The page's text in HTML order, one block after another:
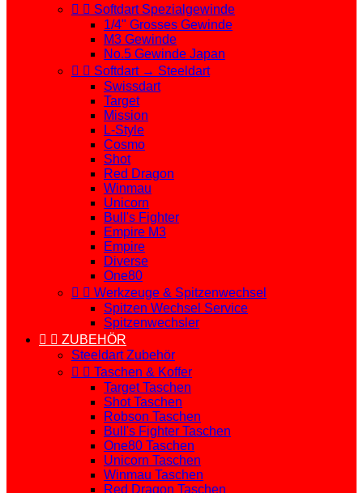
  Softdart Spezialgewinde
1/4" Grosses Gewinde
M3 Gewinde
No.5 Gewinde Japan
  Softdart → Steeldart
Swissdart
Target
Mission
L-Style
Cosmo
Shot
Red Dragon
Winmau
Unicorn
Bull's Fighter
Empire M3
Empire
Diverse
One80
  Werkzeuge & Spitzenwechsel
Spitzen Wechsel Service
Spitzenwechsler
  ZUBEHÖR
Steeldart Zubehör
  Taschen & Koffer
Target Taschen
Shot Taschen
Robson Taschen
Bull's Fighter Taschen
One80 Taschen
Unicorn Taschen
Winmau Taschen
Red Dragon Taschen